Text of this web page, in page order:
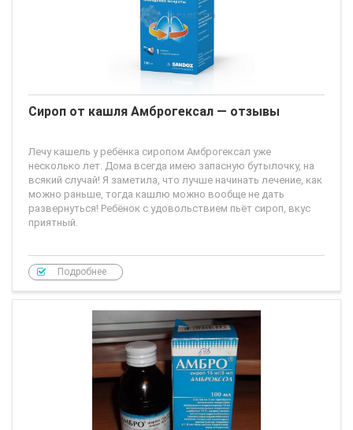
Сироп от кашля Амброгексал — отзывы
Лечу кашель у ребёнка сиропом Амброгексал уже
несколько лет. Дома всегда имею запасную бутылочку, на
всякий случай! Я заметила, что лучше начинать лечение, как
можно раньше, тогда кашлю можно вообще не дать
развернуться! Ребёнок с удовольствием пьёт сироп, вкус
приятный.
Подробнее